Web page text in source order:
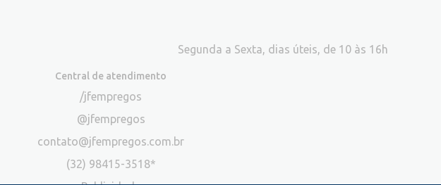
Segunda a Sexta, dias úteis, de 10 às 16h
Central de atendimento
/jfempregos
@jfempregos
contato@jfempregos.com.br
(32) 98415-3518*